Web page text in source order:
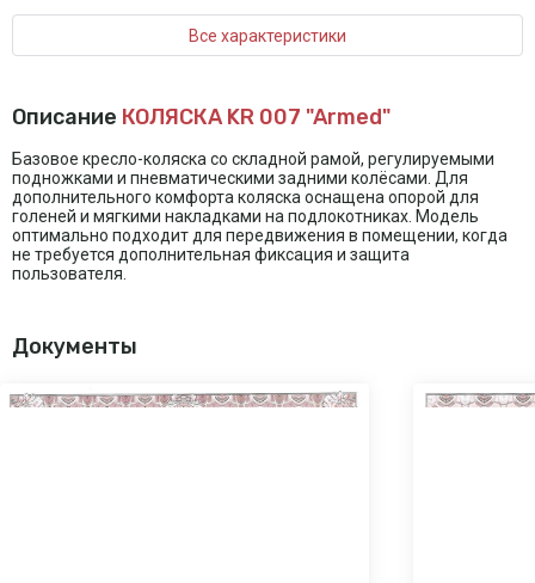
Все характеристики
Описание КОЛЯСКА KR 007 "Armed"
Базовое кресло-коляска со складной рамой, регулируемыми
подножками и пневматическими задними колёсами. Для
дополнительного комфорта коляска оснащена опорой для
голеней и мягкими накладками на подлокотниках. Модель
оптимально подходит для передвижения в помещении, когда
не требуется дополнительная фиксация и защита
пользователя.
Документы